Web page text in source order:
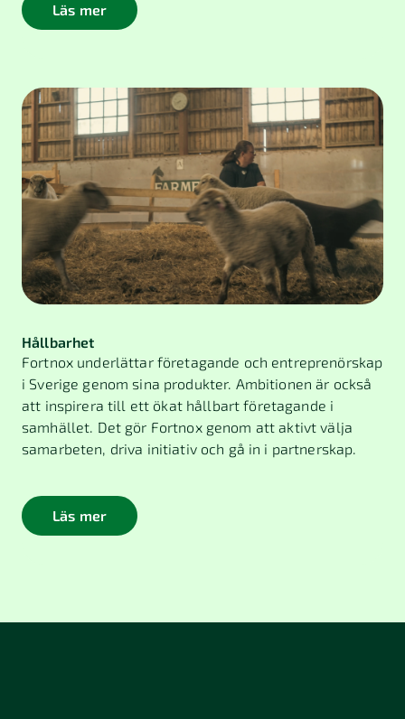
Läs mer
Hållbarhet
Fortnox underlättar företagande och entreprenörskap
i Sverige genom sina produkter. Ambitionen är också
att inspirera till ett ökat hållbart företagande i
samhället. Det gör Fortnox genom att aktivt välja
samarbeten, driva initiativ och gå in i partnerskap.
Läs mer